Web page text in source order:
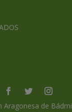
Aragonesa de